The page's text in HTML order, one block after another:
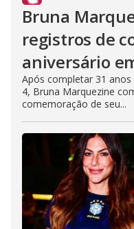
Bruna
registros de
aniversário
Após completar 31
4, Bruna Marquezine
comemoração de seu...